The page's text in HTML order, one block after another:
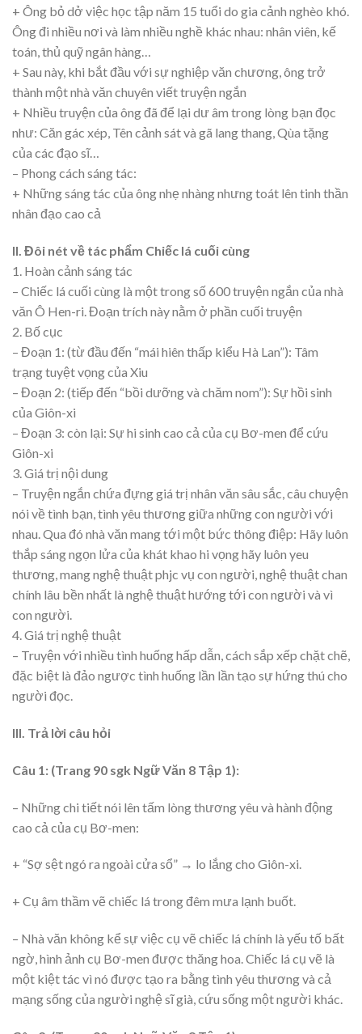
+ Ông bỏ dở việc học tập năm 15 tuổi do gia cảnh nghèo khó.
Ông đi nhiều nơi và làm nhiều nghề khác nhau: nhân viên, kế
toán, thủ quỹ ngân hàng…
+ Sau này, khi bắt đầu với sự nghiệp văn chương, ông trở
thành một nhà văn chuyên viết truyện ngắn
+ Nhiều truyện của ông đã để lại dư âm trong lòng bạn đọc
như: Căn gác xép, Tên cảnh sát và gã lang thang, Qùa tặng
của các đạo sĩ…
– Phong cách sáng tác:
+ Những sáng tác của ông nhẹ nhàng nhưng toát lên tinh thần
nhân đạo cao cả
II. Đôi nét về tác phẩm Chiếc lá cuối cùng
1. Hoàn cảnh sáng tác
– Chiếc lá cuối cùng là một trong số 600 truyện ngắn của nhà
văn Ô Hen-ri. Đoạn trích này nằm ở phần cuối truyện
2. Bố cục
– Đoạn 1: (từ đầu đến “mái hiên thấp kiểu Hà Lan”): Tâm
trạng tuyệt vọng của Xiu
– Đoạn 2: (tiếp đến “bồi dưỡng và chăm nom”): Sự hồi sinh
của Giôn-xi
– Đoạn 3: còn lại: Sự hi sinh cao cả của cụ Bơ-men để cứu
Giôn-xi
3. Giá trị nội dung
– Truyện ngắn chứa đựng giá trị nhân văn sâu sắc, câu chuyện
nói về tình bạn, tình yêu thương giữa những con người với
nhau. Qua đó nhà văn mang tới một bức thông điệp: Hãy luôn
thắp sáng ngọn lửa của khát khao hi vọng hãy luôn yeu
thương, mang nghệ thuật phjc vụ con người, nghệ thuật chan
chính lâu bền nhất là nghệ thuật hướng tới con người và vì
con người.
4. Giá trị nghệ thuật
– Truyện với nhiều tình huống hấp dẫn, cách sắp xếp chặt chẽ,
đặc biệt là đảo ngược tình huống lần lần tạo sự hứng thú cho
người đọc.
III. Trả lời câu hỏi
Câu 1: (Trang 90 sgk Ngữ Văn 8 Tập 1):
– Những chi tiết nói lên tấm lòng thương yêu và hành động
cao cả của cụ Bơ-men:
+ “Sợ sệt ngó ra ngoài cửa sổ” → lo lắng cho Giôn-xi.
+ Cụ âm thầm vẽ chiếc lá trong đêm mưa lạnh buốt.
– Nhà văn không kể sự việc cụ vẽ chiếc lá chính là yếu tố bất
ngờ, hình ảnh cụ Bơ-men được thăng hoa. Chiếc lá cụ vẽ là
một kiệt tác vì nó được tạo ra bằng tình yêu thương và cả
mạng sống của người nghệ sĩ già, cứu sống một người khác.